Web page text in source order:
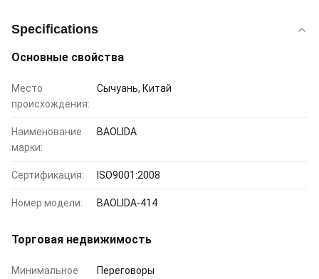
Specifications
Основные свойства
Место
происхождения:
Сычуань, Китай
Наименование
марки:
BAOLIDA
Сертификация: ISO9001:2008
Номер модели: BAOLIDA-414
Торговая недвижимость
Минимальное
Переговоры